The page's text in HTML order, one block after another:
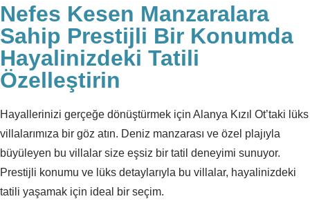
Nefes Kesen Manzaralara
Sahip Prestijli Bir Konumda
Hayalinizdeki Tatili
Özelleştirin
Hayallerinizi gerçeğe dönüştürmek için Alanya Kızıl Ot’taki lüks
villalarımıza bir göz atın. Deniz manzarası ve özel plajıyla
büyüleyen bu villalar size eşsiz bir tatil deneyimi sunuyor.
Prestijli konumu ve lüks detaylarıyla bu villalar, hayalinizdeki
tatili yaşamak için ideal bir seçim.